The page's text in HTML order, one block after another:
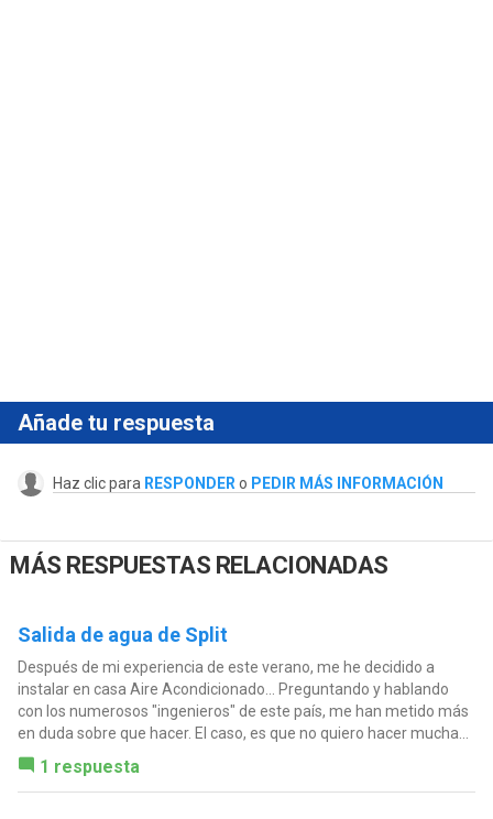
Añade tu respuesta
Haz clic para RESPONDER o PEDIR MÁS INFORMACIÓN
MÁS RESPUESTAS RELACIONADAS
Salida de agua de Split
Después de mi experiencia de este verano, me he decidido a
instalar en casa Aire Acondicionado... Preguntando y hablando
con los numerosos "ingenieros" de este país, me han metido más
en duda sobre que hacer. El caso, es que no quiero hacer mucha...
1 respuesta